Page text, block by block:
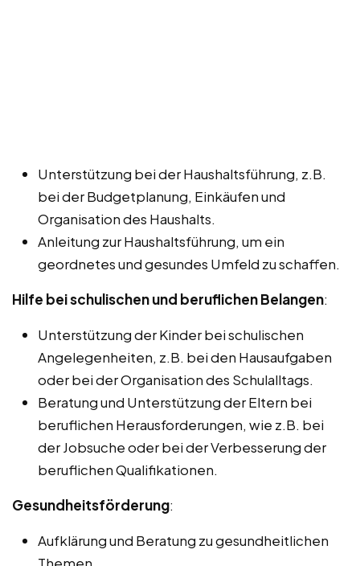
Unterstützung bei der Haushaltsführung, z.B.
bei der Budgetplanung, Einkäufen und
Organisation des Haushalts.
Anleitung zur Haushaltsführung, um ein
geordnetes und gesundes Umfeld zu schaffen.
Hilfe bei schulischen und beruflichen Belangen:
Unterstützung der Kinder bei schulischen
Angelegenheiten, z.B. bei den Hausaufgaben
oder bei der Organisation des Schulalltags.
Beratung und Unterstützung der Eltern bei
beruflichen Herausforderungen, wie z.B. bei
der Jobsuche oder bei der Verbesserung der
beruflichen Qualifikationen.
Gesundheitsförderung:
Aufklärung und Beratung zu gesundheitlichen